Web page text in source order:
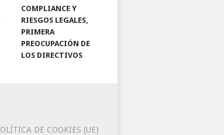
COMPLIANCE Y
RIESGOS LEGALES,
PRIMERA
PREOCUPACIÓN DE
LOS DIRECTIVOS
DE COOKIES (UE)